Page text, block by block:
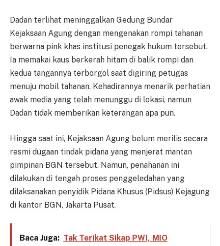
Dadan terlihat meninggalkan Gedung Bundar
Kejaksaan Agung dengan mengenakan rompi tahanan
berwarna pink khas institusi penegak hukum tersebut.
Ia memakai kaus berkerah hitam di balik rompi dan
kedua tangannya terborgol saat digiring petugas
menuju mobil tahanan. Kehadirannya menarik perhatian
awak media yang telah menunggu di lokasi, namun
Dadan tidak memberikan keterangan apa pun.
Hingga saat ini, Kejaksaan Agung belum merilis secara
resmi dugaan tindak pidana yang menjerat mantan
pimpinan BGN tersebut. Namun, penahanan ini
dilakukan di tengah proses penggeledahan yang
dilaksanakan penyidik Pidana Khusus (Pidsus) Kejagung
di kantor BGN, Jakarta Pusat.
Baca Juga: Tak Terikat Sikap PWI, MIO